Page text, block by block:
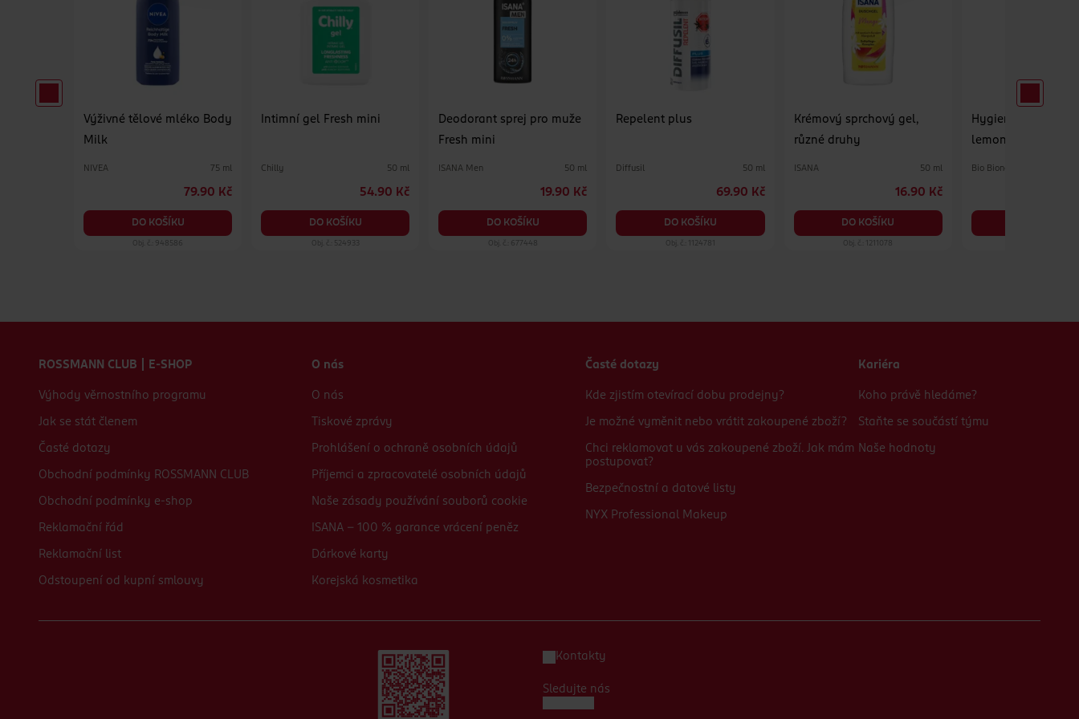
Výživné tělové mléko Body
Milk
NIVEA 75 ml
79.90 Kč
DO KOŠÍKU
Obj. č.: 948586
Intimní gel Fresh mini
Chilly 50 ml
54.90 Kč
DO KOŠÍKU
Obj. č.: 524933
Deodorant sprej pro muže
Fresh mini
ISANA Men 50 ml
19.90 Kč
DO KOŠÍKU
Obj. č.: 677448
Repelent plus
Diffusil 50 ml
69.90 Kč
DO KOŠÍKU
Obj. č.: 1124781
Krémový sprchový gel,
různé druhy
ISANA 50 ml
16.90 Kč
DO KOŠÍKU
Obj. č.: 1211078
Hygienický sprej
lemongrass
Bio Bione
ROSSMANN CLUB | E-SHOP
Výhody věrnostního programu
Jak se stát členem
Časté dotazy
Obchodní podmínky ROSSMANN CLUB
Obchodní podmínky e-shop
Reklamační řád
Reklamační list
Odstoupení od kupní smlouvy
O nás
O nás
Tiskové zprávy
Prohlášení o ochraně osobních údajů
Příjemci a zpracovatelé osobních údajů
Naše zásady používání souborů cookie
ISANA - 100 % garance vrácení peněz
Dárkové karty
Korejská kosmetika
Časté dotazy
Kde zjistím otevírací dobu prodejny?
Je možné vyměnit nebo vrátit zakoupené zboží?
Chci reklamovat u vás zakoupené zboží. Jak mám
postupovat?
Bezpečnostní a datové listy
NYX Professional Makeup
Kariéra
Koho právě hledáme?
Staňte se součástí týmu
Naše hodnoty
Kontakty
Sledujte nás